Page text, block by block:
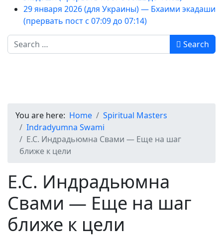
29 января 2026 (для Украины) — Бхаими экадаши
(прервать пост с 07:09 до 07:14)
Search
Search
You are here: Home
Spiritual Masters
Indradyumna Swami
Е.С. Индрадьюмна Свами — Еще на шаг
ближе к цели
Е.С. Индрадьюмна
Свами — Еще на шаг
ближе к цели